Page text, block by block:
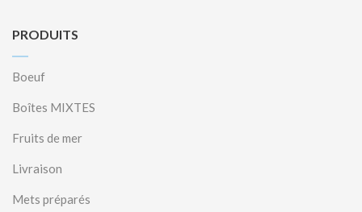
PRODUITS
Boeuf
Boîtes MIXTES
Fruits de mer
Livraison
Mets préparés